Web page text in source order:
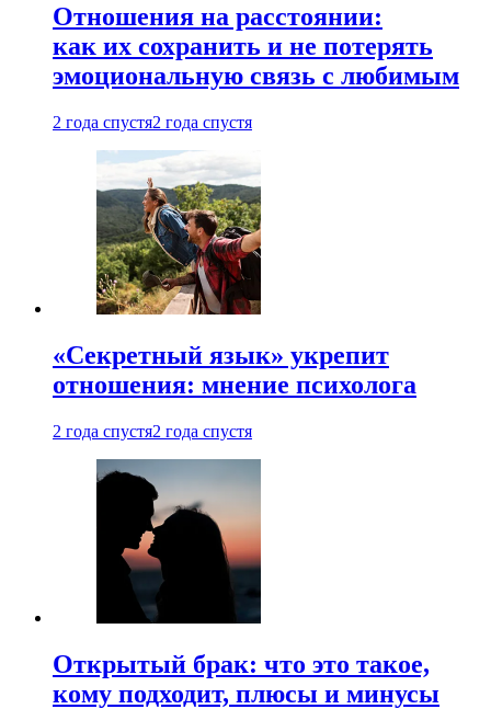
Отношения на расстоянии:
как их сохранить и не потерять
эмоциональную связь с любимым
2 года спустя2 года спустя
«Секретный язык» укрепит
отношения: мнение психолога
2 года спустя2 года спустя
Открытый брак: что это такое,
кому подходит, плюсы и минусы